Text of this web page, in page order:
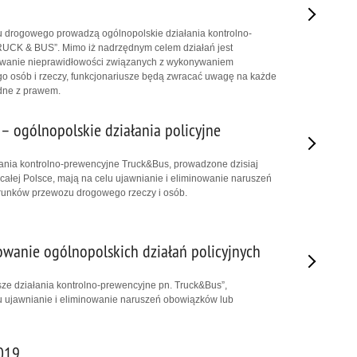
drogowego prowadzą ogólnopolskie działania kontrolno-
& BUS”. Mimo iż nadrzędnym celem działań jest
nieprawidłowości związanych z wykonywaniem
osób i rzeczy, funkcjonariusze będą zwracać uwagę na każde
z prawem.
– ogólnopolskie działania policyjne
kontrolno-prewencyjne Truck&Bus, prowadzone dzisiaj
Polsce, mają na celu ujawnianie i eliminowanie naruszeń
przewozu drogowego rzeczy i osób.
ogólnopolskich działań policyjnych
działania kontrolno-prewencyjne pn. Truck&Bus”,
i eliminowanie naruszeń obowiązków lub